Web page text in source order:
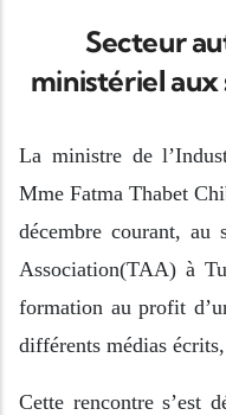
Secteur
ministériel aux
La ministre de
Mme Fatma Thabet
décembre courant, au
Association(TAA) à
formation au profit
différents médias
Cette rencontre s’est